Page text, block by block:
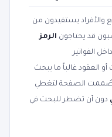
يستفيدون من
قد يحتاجون الرمز
داخل الفواتير
العقود غالباً ما يبحث
صُممت الصفحة لتغطي
دون أن تضطر للبحث في